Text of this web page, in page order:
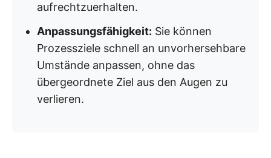
aufrechtzuerhalten.
Anpassungsfähigkeit: Sie können
Prozessziele schnell an unvorhersehbare
Umstände anpassen, ohne das
übergeordnete Ziel aus den Augen zu
verlieren.